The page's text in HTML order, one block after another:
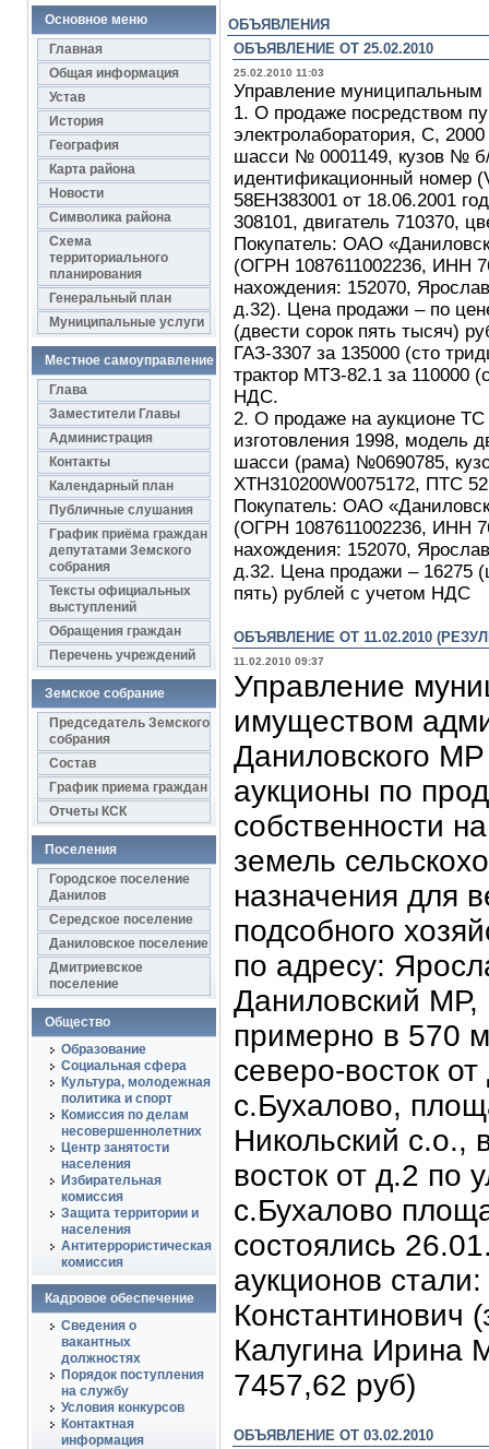
Основное меню
Главная
Общая информация
Устав
История
География
Карта района
Новости
Символика района
Схема
территориального
планирования
Генеральный план
Муниципальные услуги
Местное самоуправление
Глава
Заместители Главы
Администрация
Контакты
Календарный план
Публичные слушания
График приёма граждан
депутатами Земского
собрания
Тексты официальных
выступлений
Обращения граждан
Перечень учреждений
Земское собрание
Председатель Земского
собрания
Состав
График приема граждан
Отчеты КСК
Поселения
Городское поселение
Данилов
Середское поселение
Даниловское поселение
Дмитриевское
поселение
Общество
Образование
Социальная сфера
Культура, молодежная
политика и спорт
Комиссия по делам
несовершеннолетних
Центр занятости
населения
Избирательная
комиссия
Защита территории и
населения
Антитеррористическая
комиссия
Кадровое обеспечение
Сведения о
вакантных
должностях
Порядок поступления
на службу
Условия конкурсов
Контактная
информация
ОБЪЯВЛЕНИЯ
ОБЪЯВЛЕНИЕ ОТ 25.02.2010
25.02.2010 11:03
Управление
1. О продаже посредством
электролаборатория, С,
шасси № 0001149, кузов № б/
идентификационный номер
58ЕН383001 от 18.06.2001
308101, двигатель 710370,
Покупатель: ОАО
(ОГРН 1087611002236, ИНН
нахождения: 152070,
д.32). Цена продажи – по
(двести сорок пять тысяч)
ГАЗ-3307 за 135000 (сто
трактор МТЗ-82.1 за 110000
НДС.
2. О продаже на аукционе ТС
изготовления 1998, модель
шасси (рама) №0690785,
XTH310200W0075172, ПТС
Покупатель: ОАО
(ОГРН 1087611002236, ИНН
нахождения: 152070,
д.32. Цена продажи – 16275
пять) рублей с учетом НДС
ОБЪЯВЛЕНИЕ ОТ 11.02.2010
11.02.2010 09:37
Управление
имуществом
Даниловского
аукционы по
собственности
земель
назначения для
подсобного
по адресу:
Даниловский МР,
примерно в 570
северо-восток
с.Бухалово,
Никольский с.о.,
восток от д.2 по
с.Бухалово
состоялись
аукционов
Константинович
Калугина Ирина
7457,62 руб)
ОБЪЯВЛЕНИЕ ОТ 03.02.2010